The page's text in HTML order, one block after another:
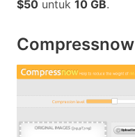
$50 untuk 10 GB.
Compressnow